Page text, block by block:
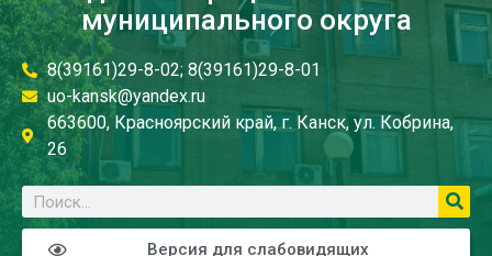
муниципального округа
8(39161)29-8-02; 8(39161)29-8-01
uo-kansk@yandex.ru
663600, Красноярский край, г. Канск, ул. Кобрина,
26
Версия для слабовидящих